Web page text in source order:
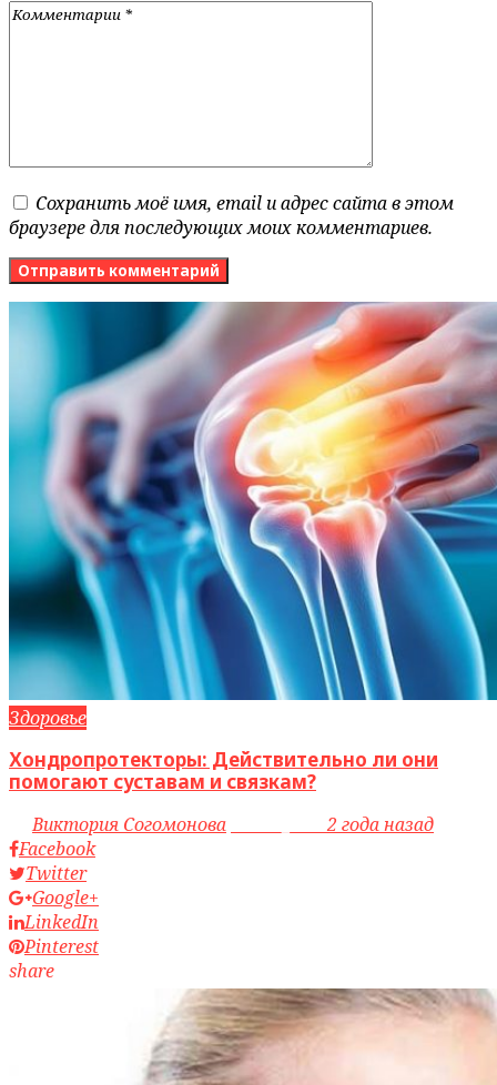
Сохранить моё имя, email и адрес сайта в этом
браузере для последующих моих комментариев.
Здоровье
Хондропротекторы: Действительно ли они
помогают суставам и связкам?
byВиктория Согомонова access_time2 года назад
Facebook
Twitter
Google+
LinkedIn
Pinterest
share